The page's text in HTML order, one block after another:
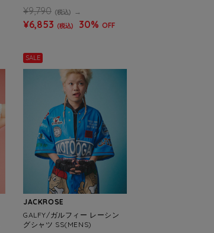
¥9,790 (税込)
¥6,853 (税込) 30% OFF
SALE
JACKROSE
GALFY/ガルフィー レーシン
グシャツ SS(MENS)